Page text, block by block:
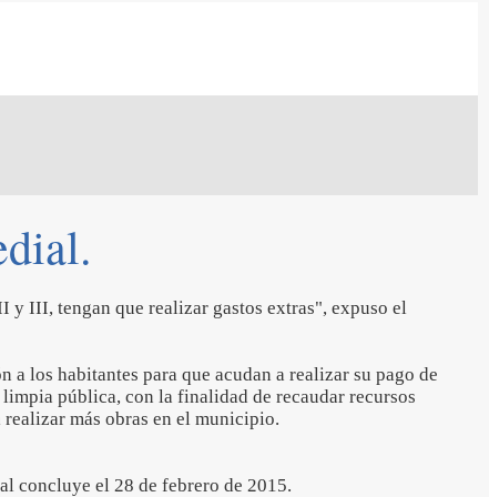
y III, tengan que realizar gastos extras", expuso el
los habitantes para que acudan a realizar su pago de
pública, con la finalidad de recaudar recursos
más obras en el municipio.
concluye el 28 de febrero de 2015.